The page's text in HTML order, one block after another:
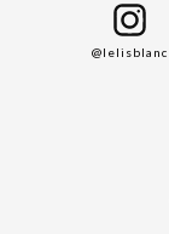
Black Friday
@lelisblanc